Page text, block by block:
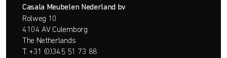
Casala Meubelen Nederland bv
Rolweg 10
4104 AV Culemborg
The Netherlands
T. +31 (0)345 51 73 88